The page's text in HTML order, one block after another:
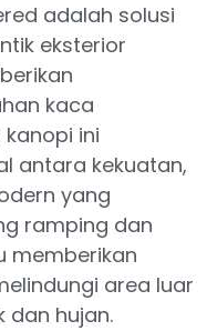
adalah solusi
eksterior
kaca
ini
antara kekuatan,
yang
ramping dan
memberikan
area luar
dan hujan.